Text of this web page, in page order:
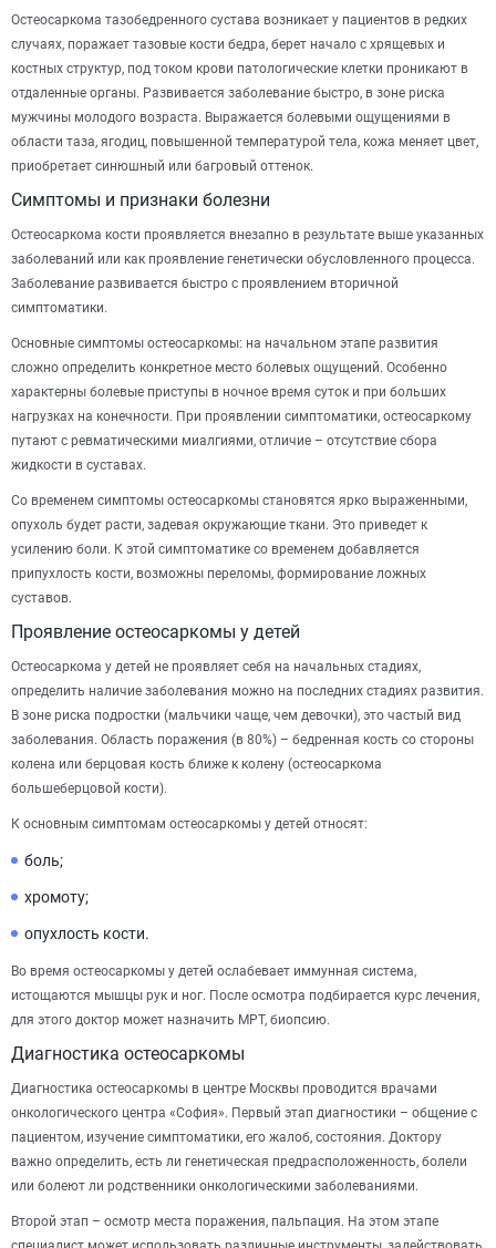
Остеосаркома тазобедренного сустава возникает у пациентов в редких
случаях, поражает тазовые кости бедра, берет начало с хрящевых и
костных структур, под током крови патологические клетки проникают в
отдаленные органы. Развивается заболевание быстро, в зоне риска
мужчины молодого возраста. Выражается болевыми ощущениями в
области таза, ягодиц, повышенной температурой тела, кожа меняет цвет,
приобретает синюшный или багровый оттенок.
Симптомы и признаки болезни
Остеосаркома кости проявляется внезапно в результате выше указанных
заболеваний или как проявление генетически обусловленного процесса.
Заболевание развивается быстро с проявлением вторичной
симптоматики.
Основные симптомы остеосаркомы: на начальном этапе развития
сложно определить конкретное место болевых ощущений. Особенно
характерны болевые приступы в ночное время суток и при больших
нагрузках на конечности. При проявлении симптоматики, остеосаркому
путают с ревматическими миалгиями, отличие – отсутствие сбора
жидкости в суставах.
Со временем симптомы остеосаркомы становятся ярко выраженными,
опухоль будет расти, задевая окружающие ткани. Это приведет к
усилению боли. К этой симптоматике со временем добавляется
припухлость кости, возможны переломы, формирование ложных
суставов.
Проявление остеосаркомы у детей
Остеосаркома у детей не проявляет себя на начальных стадиях,
определить наличие заболевания можно на последних стадиях развития.
В зоне риска подростки (мальчики чаще, чем девочки), это частый вид
заболевания. Область поражения (в 80%) – бедренная кость со стороны
колена или берцовая кость ближе к колену (остеосаркома
большеберцовой кости).
К основным симптомам остеосаркомы у детей относят:
боль;
хромоту;
опухлость кости.
Во время остеосаркомы у детей ослабевает иммунная система,
истощаются мышцы рук и ног. После осмотра подбирается курс лечения,
для этого доктор может назначить МРТ, биопсию.
Диагностика остеосаркомы
Диагностика остеосаркомы в центре Москвы проводится врачами
онкологического центра «София». Первый этап диагностики – общение с
пациентом, изучение симптоматики, его жалоб, состояния. Доктору
важно определить, есть ли генетическая предрасположенность, болели
или болеют ли родственники онкологическими заболеваниями.
Второй этап – осмотр места поражения, пальпация. На этом этапе